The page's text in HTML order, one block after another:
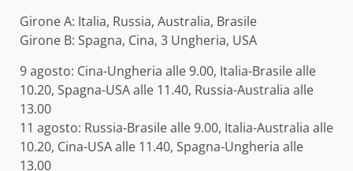
Girone A: Italia, Russia, Australia, Brasile
Girone B: Spagna, Cina, 3 Ungheria, USA
9 agosto: Cina-Ungheria alle 9.00, Italia-Brasile alle
10.20, Spagna-USA alle 11.40, Russia-Australia alle
13.00
11 agosto: Russia-Brasile alle 9.00, Italia-Australia alle
10.20, Cina-USA alle 11.40, Spagna-Ungheria alle
13.00